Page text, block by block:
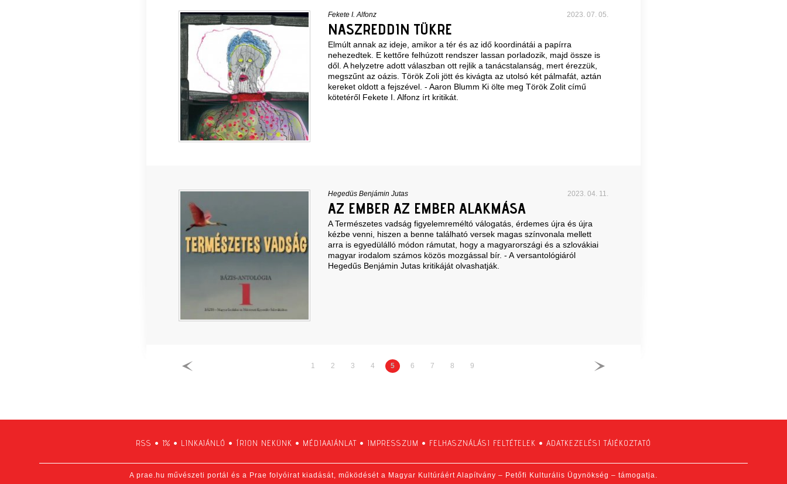
Fekete I. Alfonz 2023. 07. 05.
NASZREDDIN TÜKRE
Elmúlt annak az ideje, amikor a tér és az idő koordinátái a papírra
nehezedtek. E kettőre felhúzott rendszer lassan porladozik, majd össze is
dől. A helyzetre adott válaszban ott rejlik a tanácstalanság, mert érezzük,
megszűnt az oázis. Török Zoli jött és kivágta az utolsó két pálmafát, aztán
kereket oldott a fejszével. - Aaron Blumm Ki ölte meg Török Zolit című
kötetéről Fekete I. Alfonz írt kritikát.
Hegedüs Benjámin Jutas 2023. 04. 11.
AZ EMBER AZ EMBER ALAKMÁSA
A Természetes vadság figyelemreméltó válogatás, érdemes újra és újra
kézbe venni, hiszen a benne található versek magas színvonala mellett
arra is egyedülálló módon rámutat, hogy a magyarországi és a szlovákiai
magyar irodalom számos közös mozgással bír. - A versantológiáról
Hegedűs Benjámin Jutas kritikáját olvashatják.
1 2 3 4 5 6 7 8 9
RSS • 1% • LINKAJÁNLÓ • ÍRJON NEKÜNK • MÉDIAAJÁNLAT • IMPRESSZUM • FELHASZNÁLÁSI FELTÉTELEK • ADATKEZELÉSI TÁJÉKOZTATÓ
A prae.hu művészeti portál és a Prae folyóirat kiadását, működését a Magyar Kultúráért Alapítvány – Petőfi Kulturális Ügynökség – támogatja.